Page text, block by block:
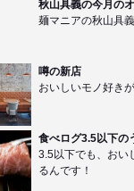
秋山具義の今月の
麺マニアの秋山具
噂の新店
おいしいモノ好き
食べログ3.5以下の
3.5以下でも、おい
るんです！